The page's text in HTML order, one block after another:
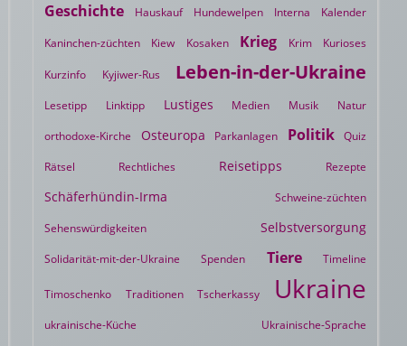
Geschichte Hauskauf Hundewelpen Interna
Kalender
Kaninchen-züchten
Kiew Kosaken Krieg Krim Kurioses
Kurzinfo Kyjiwer-Rus Leben-in-der-Ukraine
Lesetipp Linktipp Lustiges Medien Musik
Natur
orthodoxe-Kirche
Osteuropa Parkanlagen Politik
Quiz
Rätsel
Rechtliches Reisetipps Rezepte
Schäferhündin-Irma
Schweine-züchten
Sehenswürdigkeiten
Selbstversorgung
Solidarität-mit-der-Ukraine Spenden Tiere Timeline
Timoschenko Traditionen Tscherkassy Ukraine
ukrainische-Küche
Ukrainische-Sprache